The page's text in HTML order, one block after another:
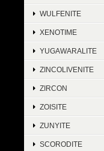
WULFENITE
XENOTIME
YUGAWARALITE
ZINCOLIVENITE
ZIRCON
ZOISITE
ZUNYITE
SCORODITE